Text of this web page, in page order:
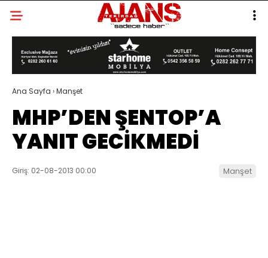
Ana Sayfa ›Manşet
MHP’DEN ŞENTOP’A
YANIT GECİKMEDİ
Giriş: 02-08-2013 00:00 Manşet